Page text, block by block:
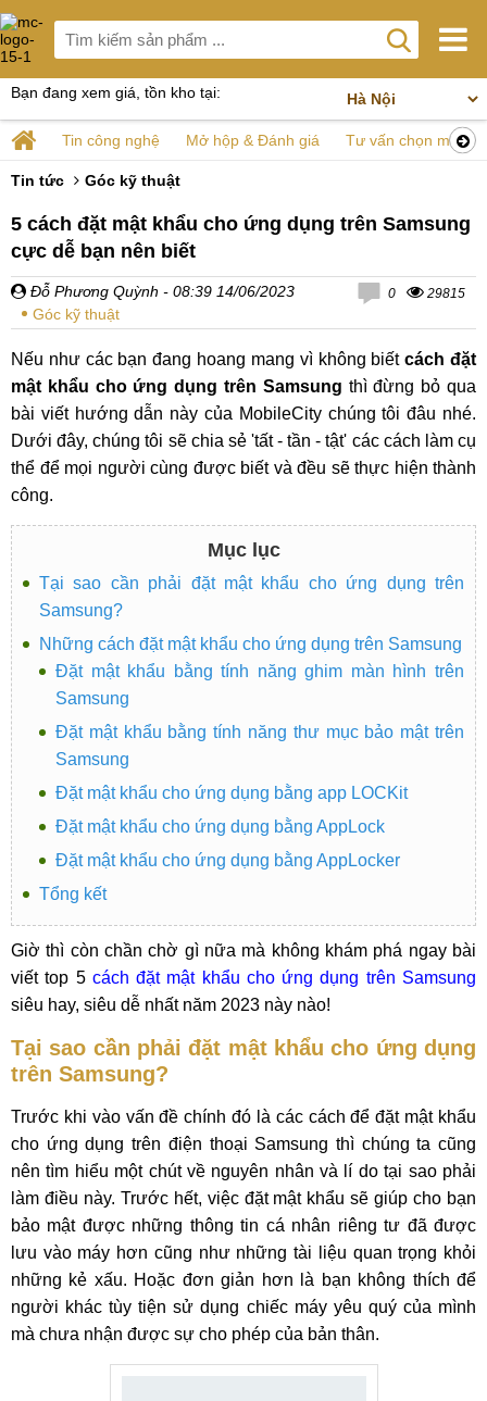
Bạn đang xem giá, tồn kho tại:
Tin công nghệ Mở hộp & Đánh giá Tư vấn chọn mua
Tin tức Góc kỹ thuật
5 cách đặt mật khẩu cho ứng dụng trên Samsung
cực dễ bạn nên biết
Đỗ Phương Quỳnh - 08:39 14/06/2023
Góc kỹ thuật
0 29815
Nếu như các bạn đang hoang mang vì không biếtcách đặt
mật khẩu cho ứng dụng trên Samsung thì đừng bỏ qua
bài viết hướng dẫn này của MobileCity chúng tôi đâu nhé.
Dưới đây, chúng tôi sẽ chia sẻ 'tất - tần - tật' các cách làm cụ
thể để mọi người cùng được biết và đều sẽ thực hiện thành
công.
Mục lục
Tại sao cần phải đặt mật khẩu cho ứng dụng trên
Samsung?
Những cách đặt mật khẩu cho ứng dụng trên Samsung
Đặt mật khẩu bằng tính năng ghim màn hình trên
Samsung
Đặt mật khẩu bằng tính năng thư mục bảo mật trên
Samsung
Đặt mật khẩu cho ứng dụng bằng app LOCKit
Đặt mật khẩu cho ứng dụng bằng AppLock
Đặt mật khẩu cho ứng dụng bằng AppLocker
Tổng kết
Giờ thì còn chần chờ gì nữa mà không khám phá ngay bài
viết top 5 cách đặt mật khẩu cho ứng dụng trên Samsung
siêu hay, siêu dễ nhất năm 2023 này nào!
Tại sao cần phải đặt mật khẩu cho ứng dụng
trên Samsung?
Trước khi vào vấn đề chính đó là các cách để đặt mật khẩu
cho ứng dụng trên điện thoại Samsung thì chúng ta cũng
nên tìm hiểu một chút về nguyên nhân và lí do tại sao phải
làm điều này. Trước hết, việc đặt mật khẩu sẽ giúp cho bạn
bảo mật được những thông tin cá nhân riêng tư đã được
lưu vào máy hơn cũng như những tài liệu quan trọng khỏi
những kẻ xấu. Hoặc đơn giản hơn là bạn không thích để
người khác tùy tiện sử dụng chiếc máy yêu quý của mình
mà chưa nhận được sự cho phép của bản thân.